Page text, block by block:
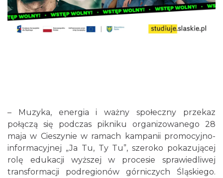
– Muzyka, energia i ważny społeczny przekaz
połączą się podczas pikniku organizowanego 28
maja w Cieszynie w ramach kampanii promocyjno-
informacyjnej „Ja Tu, Ty Tu”, szeroko pokazującej
rolę edukacji wyższej w procesie sprawiedliwej
transformacji podregionów górniczych Śląskiego.